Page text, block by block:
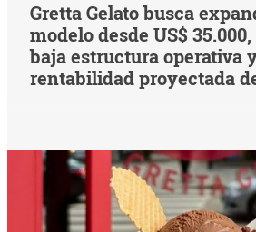
Gretta Gelato busca
modelo desde US$
baja estructura operativa
rentabilidad proyectada